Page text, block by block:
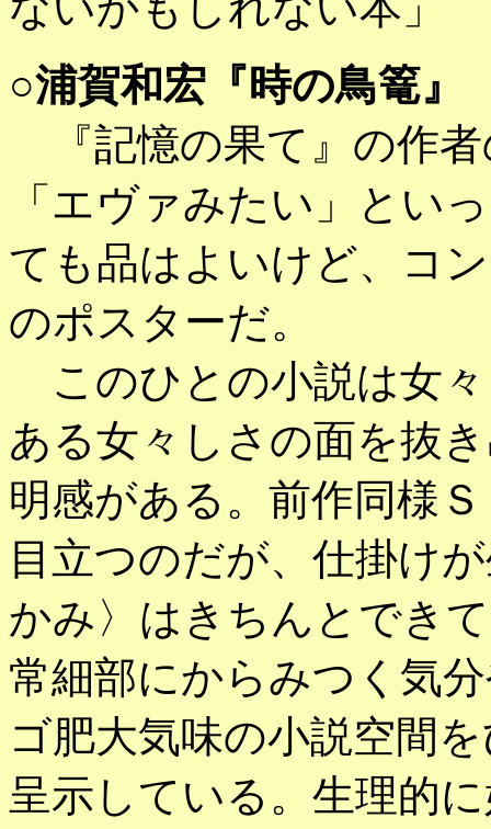
○浦賀和宏『時の鳥篭
『記憶の果て』の作
「エヴァみたい」とい
ても品はよいけど、コ
のポスターだ。
このひとの小説は女
ある女々しさの面を抜
明感がある。前作同様
目立つのだが、仕掛け
かみ〉はきちんとでき
常細部にからみつく気
ゴ肥大気味の小説空間
呈示している。生理的